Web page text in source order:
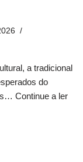
a tradicional
do
Continue a ler